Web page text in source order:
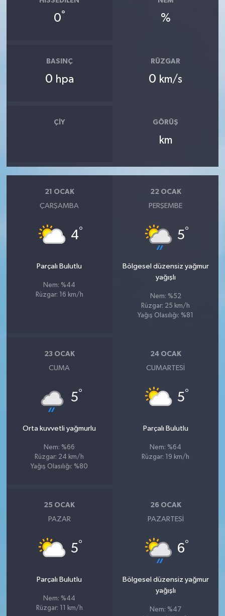
0° %
BASINÇ
0 hpa
RÜZGAR
0 km/s
ÇIY GÖRÜŞ
km
21 OCAK
ÇARŞAMBA
4°
Parçalı Bulutlu
Nem: %44
Rüzgar: 16 km/h
22 OCAK
PERŞEMBE
5°
Bölgesel düzensiz yağmur
yağışlı
Nem: %52
Rüzgar: 25 km/h
Yağış Olasılığı: %81
23 OCAK
CUMA
5°
Orta kuvvetli yağmurlu
Nem: %66
Rüzgar: 24 km/h
Yağış Olasılığı: %80
24 OCAK
CUMARTESI
5°
Parçalı Bulutlu
Nem: %64
Rüzgar: 19 km/h
25 OCAK
PAZAR
5°
Parçalı Bulutlu
Nem: %44
Rüzgar: 11 km/h
26 OCAK
PAZARTESI
6°
Bölgesel düzensiz yağmur
yağışlı
Nem: %47